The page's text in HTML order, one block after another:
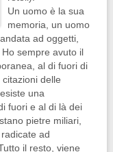
Un uomo è la sua
memoria, un uomo
ad oggetti,
Ho sempre avuto il
al di fuori di
delle
una
fuori e al di là dei
pietre miliari,
ad
il resto, viene